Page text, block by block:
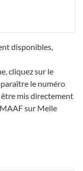
disponibles,
cliquez sur le
le numéro
mis directement
sur Melle